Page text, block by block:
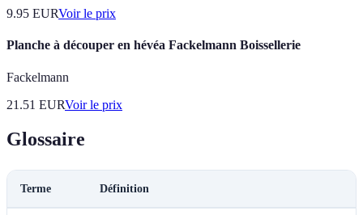
9.95 EURVoir le prix
Planche à découper en hévéa Fackelmann Boissellerie
Fackelmann
21.51 EURVoir le prix
Glossaire
Terme Définition